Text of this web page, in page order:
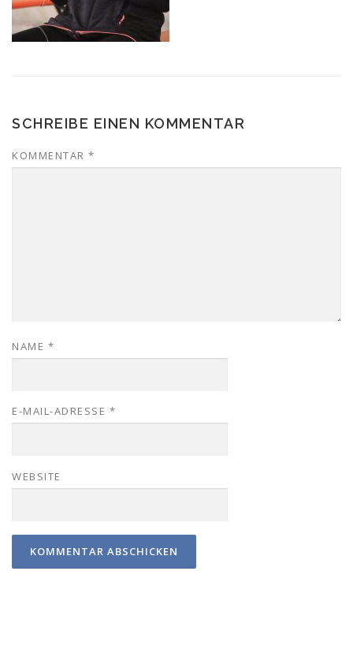
SCHREIBE EINEN KOMMENTAR
KOMMENTAR *
NAME *
E-MAIL-ADRESSE *
WEBSITE